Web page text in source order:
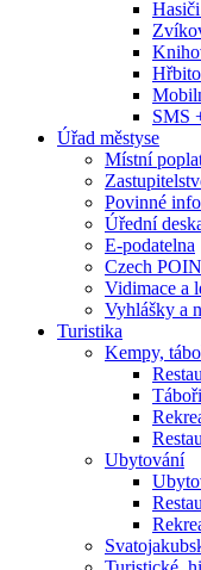
SMS
Úřad městyse
Místní
Povinné
Úřední
E-podatelna
Czech
Vidimace a
Vyhlášky a
Turistika
Kempy,
Ubytování